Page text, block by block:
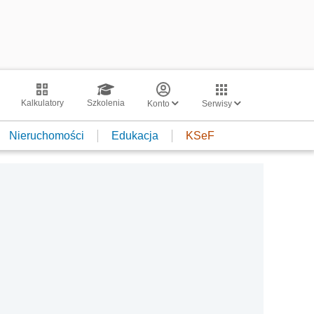
Kalkulatory Szkolenia Konto Serwisy
Nieruchomości Edukacja KSeF